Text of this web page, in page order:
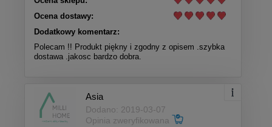
Ocena dostawy:
Dodatkowy komentarz:
Polecam !! Produkt piękny i zgodny z opisem .szybka
dostawa .jakosc bardzo dobra.
Asia
Dodano: 2019-03-07
Opinia zweryfikowana